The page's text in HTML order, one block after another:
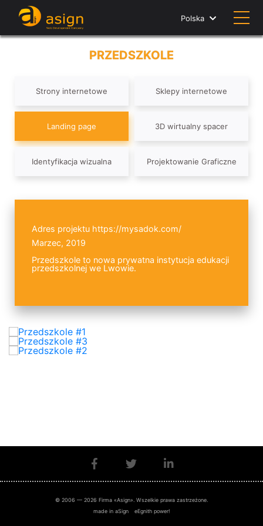
Polska
PRZEDSZKOLE
Strony internetowe Sklepy internetowe
Landing page 3D wirtualny spacer
Identyfikacja wizualna Projektowanie Graficzne
Adres projektu https://mysadok.com/
Marzec, 2019
Przedszkole to nowa prywatna instytucja edukacji
przedszkolnej we Lwowie.
© 2006 — 2026 Firma «Asign». Wszelkie prawa zastrzeżone.
made in aSign
eEgnith power!